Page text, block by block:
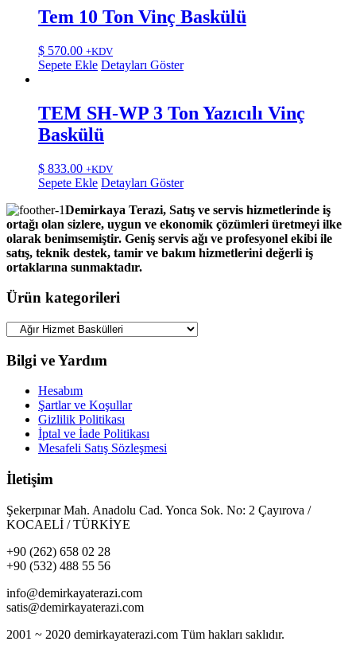
Tem 10 Ton Vinç Baskülü
$ 570.00 +KDV
Sepete Ekle Detayları Göster
TEM SH-WP 3 Ton Yazıcılı Vinç
Baskülü
$ 833.00 +KDV
Sepete Ekle Detayları Göster
Demirkaya Terazi, Satış ve servis hizmetlerinde iş
ortağı olan sizlere, uygun ve ekonomik çözümleri üretmeyi ilke
olarak benimsemiştir. Geniş servis ağı ve profesyonel ekibi ile
satış, teknik destek, tamir ve bakım hizmetlerini değerli iş
ortaklarına sunmaktadır.
Ürün kategorileri
Bilgi ve Yardım
Hesabım
Şartlar ve Koşullar
Gizlilik Politikası
İptal ve İade Politikası
Mesafeli Satış Sözleşmesi
İletişim
Şekerpınar Mah. Anadolu Cad. Yonca Sok. No: 2 Çayırova /
KOCAELİ / TÜRKİYE
+90 (262) 658 02 28
+90 (532) 488 55 56
info@demirkayaterazi.com
satis@demirkayaterazi.com
2001 ~ 2020 demirkayaterazi.com Tüm hakları saklıdır.